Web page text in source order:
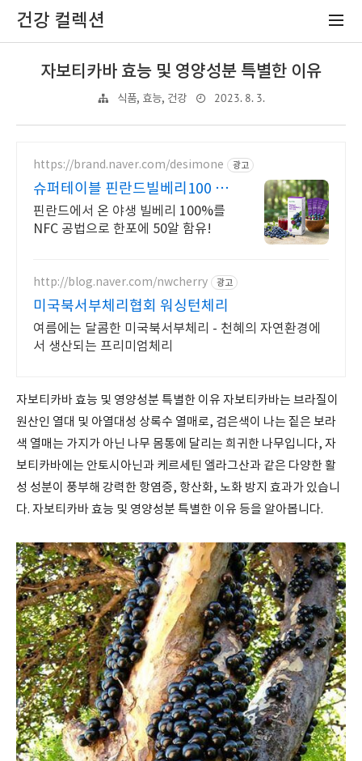
건강 컬렉션
자보티카바 효능 및 영양성분 특별한 이유
식품, 효능, 건강 2023. 8. 3.
https://brand.naver.com/desimone 광고
슈퍼테이블 핀란드빌베리100 블
루베리대비 안토시아닌 5배
핀란드에서 온 야생 빌베리 100%를
NFC 공법으로 한포에 50알 함유!
http://blog.naver.com/nwcherry 광고
미국북서부체리협회 워싱턴체리
여름에는 달콤한 미국북서부체리 - 천혜의 자연환경에
서 생산되는 프리미엄체리
자보티카바 효능 및 영양성분 특별한 이유 자보티카바는 브라질이
원산인 열대 및 아열대성 상록수 열매로, 검은색이 나는 짙은 보라
색 열매는 가지가 아닌 나무 몸통에 달리는 희귀한 나무입니다, 자
보티카바에는 안토시아닌과 케르세틴 엘라그산과 같은 다양한 활
성 성분이 풍부해 강력한 항염증, 항산화, 노화 방지 효과가 있습니
다. 자보티카바 효능 및 영양성분 특별한 이유 등을 알아봅니다.